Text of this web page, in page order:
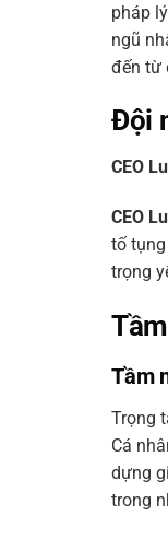
pháp
ngũ
đến từ
Đội
CEO
CEO
tố
trọng
Tầm
Trọng
Cá
dựng
trong